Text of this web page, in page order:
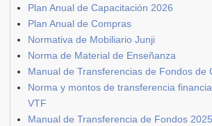
Plan Anual de Capacitación 2026
Plan Anual de Compras
Normativa de Mobiliario Junji
Norma de Material de Enseñanza
Manual de Transferencias de Fondos de
Norma y montos de transferencia
VTF
Manual de Transferencia de Fondos 2025